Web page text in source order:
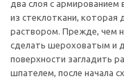
два слоя с армированием
из стеклоткани,
раствором. Прежде, чем
сделать шероховатым и
поверхности загладить
шпателем, после начала